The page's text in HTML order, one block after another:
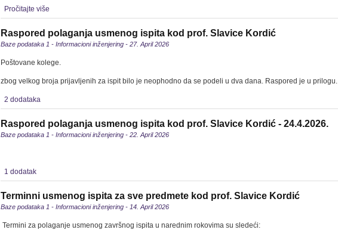
Pročitajte više
Raspored polaganja usmenog ispita kod prof. Slavice Kordić
Baze podataka 1 - Informacioni inženjering - 27. April 2026
Poštovane kolege.
zbog velkog broja prijavljenih za ispit bilo je neophodno da se podeli u dva dana. Raspored je u prilogu.
2 dodataka
Raspored polaganja usmenog ispita kod prof. Slavice Kordić - 24.4.2026.
Baze podataka 1 - Informacioni inženjering - 22. April 2026
1 dodatak
Terminni usmenog ispita za sve predmete kod prof. Slavice Kordić
Baze podataka 1 - Informacioni inženjering - 14. April 2026
Termini za polaganje usmenog završnog ispita u narednim rokovima su sledeći: